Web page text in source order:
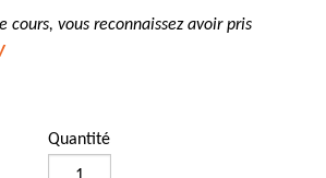
cours, vous reconnaissez avoir pris
Quantité
quantité